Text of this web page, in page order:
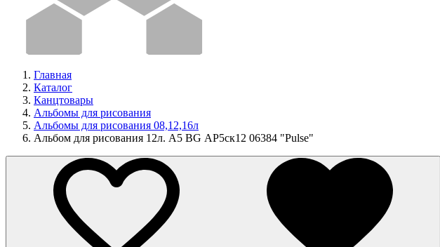
Главная
Каталог
Канцтовары
Альбомы для рисования
Альбомы для рисования 08,12,16л
Альбом для рисования 12л. А5 BG АР5ск12 06384 "Pulse"